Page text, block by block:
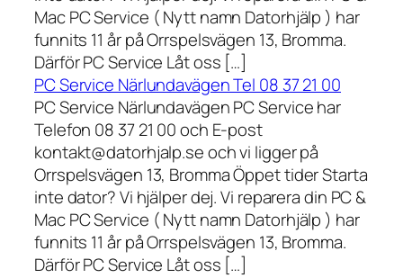
Mac PC Service ( Nytt namn Datorhjälp ) har
funnits 11 år på Orrspelsvägen 13, Bromma.
Därför PC Service Låt oss […]
PC Service Närlundavägen Tel 08 37 21 00
PC Service Närlundavägen PC Service har
Telefon 08 37 21 00 och E-post
kontakt@datorhjalp.se och vi ligger på
Orrspelsvägen 13, Bromma Öppet tider Starta
inte dator? Vi hjälper dej. Vi reparera din PC &
Mac PC Service ( Nytt namn Datorhjälp ) har
funnits 11 år på Orrspelsvägen 13, Bromma.
Därför PC Service Låt oss […]